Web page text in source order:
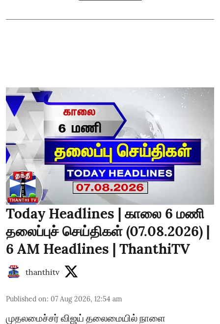
Today Headlines | காலை 6 மணி
தலைப்புச் செய்திகள் (07.08.2026) |
6 AM Headlines | ThanthiTV
thanthitv
Published on: 07 Aug 2026, 12:54 am
முதலமைச்சர் விஜய் தலைமையில் நாளை